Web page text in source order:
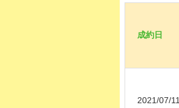
成約日
2021/07/11